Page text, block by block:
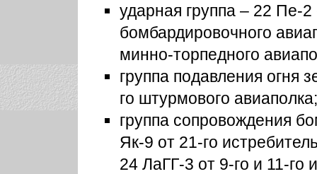
ударная группа – 22 Пе-2
бомбардировочного
минно-торпедного
группа подавления огня
го штурмового авиаполка;
группа сопровождения
Як-9 от 21-го
24 ЛаГГ-3 от 9-го и 11-го